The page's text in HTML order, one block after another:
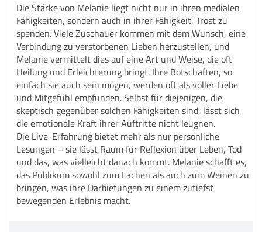
Die Stärke von Melanie liegt nicht nur in ihren medialen
Fähigkeiten, sondern auch in ihrer Fähigkeit, Trost zu
spenden. Viele Zuschauer kommen mit dem Wunsch, eine
Verbindung zu verstorbenen Lieben herzustellen, und
Melanie vermittelt dies auf eine Art und Weise, die oft
Heilung und Erleichterung bringt. Ihre Botschaften, so
einfach sie auch sein mögen, werden oft als voller Liebe
und Mitgefühl empfunden. Selbst für diejenigen, die
skeptisch gegenüber solchen Fähigkeiten sind, lässt sich
die emotionale Kraft ihrer Auftritte nicht leugnen.
Die Live-Erfahrung bietet mehr als nur persönliche
Lesungen – sie lässt Raum für Reflexion über Leben, Tod
und das, was vielleicht danach kommt. Melanie schafft es,
das Publikum sowohl zum Lachen als auch zum Weinen zu
bringen, was ihre Darbietungen zu einem zutiefst
bewegenden Erlebnis macht.